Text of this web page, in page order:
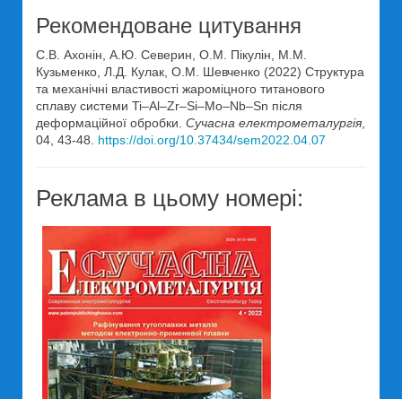
Рекомендоване цитування
С.В. Ахонін, А.Ю. Северин, О.М. Пікулін, М.М.
Кузьменко, Л.Д. Кулак, О.М. Шевченко (2022) Структура
та механічні властивості жароміцного титанового
сплаву системи Ti–Al–Zr–Si–Mo–Nb–Sn після
деформаційної обробки. Сучасна електрометалургія
04, 43-48. https://doi.org/10.37434/sem2022.04.07
Реклама в цьому номері: